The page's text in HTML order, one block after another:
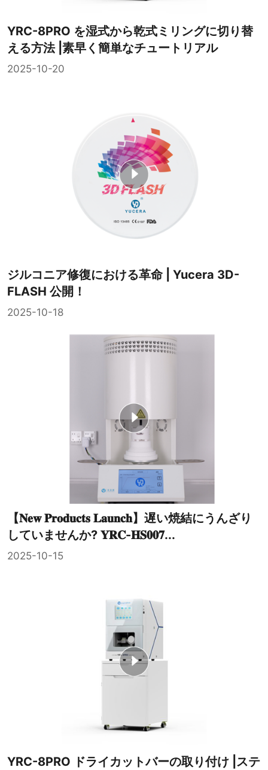
YRC-8PRO を湿式から乾式ミリングに切り替
える方法 |素早く簡単なチュートリアル
2025-10-20
ジルコニア修復における革命 | Yucera 3D-
FLASH 公開！
2025-10-18
【𝐍𝐞𝐰 𝐏𝐫𝐨𝐝𝐮𝐜𝐭𝐬 𝐋𝐚𝐮𝐧𝐜𝐡】遅い焼結にうんざり
していませんか? 𝐘𝐑𝐂-𝐇𝐒𝟎𝟎𝟕...
2025-10-15
YRC-8PRO ドライカットバーの取り付け |ステ